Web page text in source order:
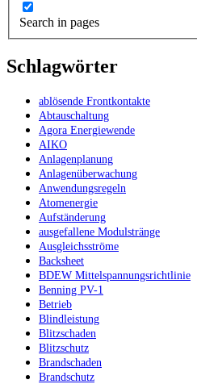
Search in pages
Schlagwörter
ablösende Frontkontakte
Abtauschaltung
Agora Energiewende
AIKO
Anlagenplanung
Anlagenüberwachung
Anwendungsregeln
Atomenergie
Aufständerung
ausgefallene Modulstränge
Ausgleichsströme
Backsheet
BDEW Mittelspannungsrichtlinie
Benning PV-1
Betrieb
Blindleistung
Blitzschaden
Blitzschutz
Brandschaden
Brandschutz